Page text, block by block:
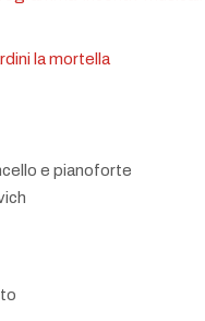
la mortella
e pianoforte